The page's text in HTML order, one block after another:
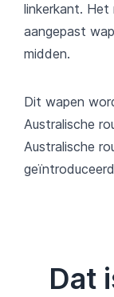
linkerkant.
aangepast
midden.
Dit wapen
Australische
Australische
Dat